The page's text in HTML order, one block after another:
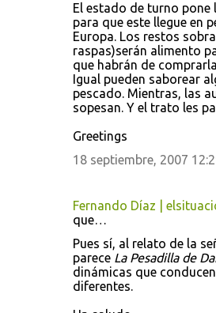
El estado de turno pone
para que este llegue en
Europa. Los restos
raspas)serán alimento
que habrán de
Igual pueden saborear
pescado. Mientras, las
sopesan. Y el trato les
Greetings
18 septiembre, 2007
Fernando Díaz |
que…
Pues sí, al relato de la
parece La Pesadilla de
dinámicas que
diferentes.